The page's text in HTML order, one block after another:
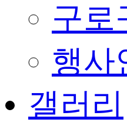
구로
행사
갤러리